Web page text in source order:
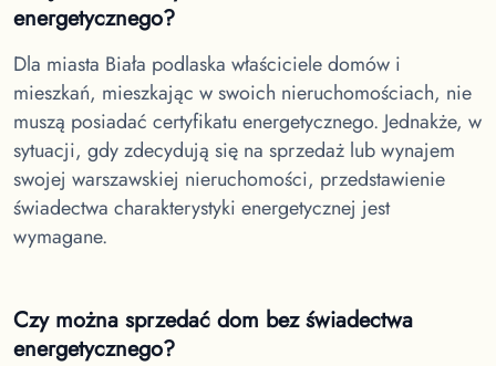
energetycznego?
Dla miasta Biała podlaska właściciele domów i
mieszkań, mieszkając w swoich nieruchomościach, nie
muszą posiadać certyfikatu energetycznego. Jednakże, w
sytuacji, gdy zdecydują się na sprzedaż lub wynajem
swojej warszawskiej nieruchomości, przedstawienie
świadectwa charakterystyki energetycznej jest
wymagane.
Czy można sprzedać dom bez świadectwa
energetycznego?